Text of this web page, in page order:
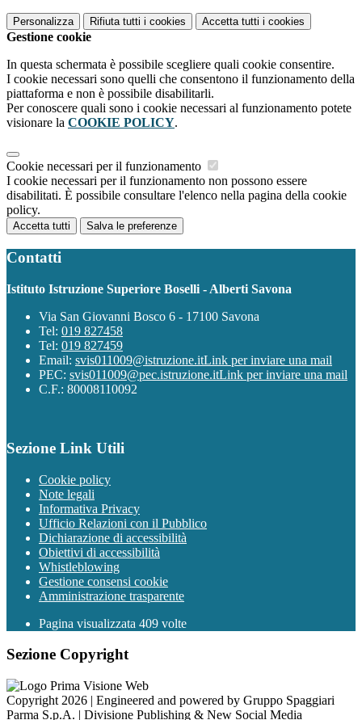
Personalizza Rifiuta tutti i cookies Accetta tutti i cookies
Gestione cookie
In questa schermata è possibile scegliere quali cookie consentire.
I cookie necessari sono quelli che consentono il funzionamento della
piattaforma e non è possibile disabilitarli.
Per conoscere quali sono i cookie necessari al funzionamento potete
visionare la COOKIE POLICY.
Cookie necessari per il funzionamento
I cookie necessari per il funzionamento non possono essere
disabilitati. È possibile consultare l'elenco nella pagina della cookie
policy.
Accetta tutti Salva le preferenze
Contatti
Istituto Istruzione Superiore Boselli - Alberti Savona
Via San Giovanni Bosco 6 - 17100 Savona
Tel: 019 827458
Tel: 019 827459
Email: svis011009@istruzione.itLink per inviare una mail
PEC: svis011009@pec.istruzione.itLink per inviare una mail
C.F.: 80008110092
Sezione Link Utili
Cookie policy
Note legali
Informativa Privacy
Ufficio Relazioni con il Pubblico
Dichiarazione di accessibilità
Obiettivi di accessibilità
Whistleblowing
Gestione consensi cookie
Amministrazione trasparente
Pagina visualizzata 409 volte
Sezione Copyright
Copyright 2026 | Engineered and powered by Gruppo Spaggiari
Parma S.p.A. | Divisione Publishing & New Social Media